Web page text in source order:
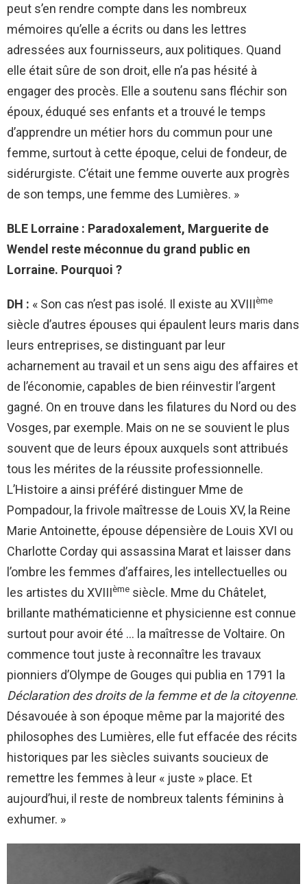
peut s’en rendre compte dans les nombreux
mémoires qu’elle a écrits ou dans les lettres
adressées aux fournisseurs, aux politiques. Quand
elle était sûre de son droit, elle n’a pas hésité à
engager des procès. Elle a soutenu sans fléchir son
époux, éduqué ses enfants et a trouvé le temps
d’apprendre un métier hors du commun pour une
femme, surtout à cette époque, celui de fondeur, de
sidérurgiste. C’était une femme ouverte aux progrès
de son temps, une femme des Lumières. »
BLE Lorraine : Paradoxalement, Marguerite de
Wendel reste méconnue du grand public en
Lorraine. Pourquoi ?
DH : « Son cas n’est pas isolé. Il existe au XVIIIème
siècle d’autres épouses qui épaulent leurs maris dans
leurs entreprises, se distinguant par leur
acharnement au travail et un sens aigu des affaires et
de l’économie, capables de bien réinvestir l’argent
gagné. On en trouve dans les filatures du Nord ou des
Vosges, par exemple. Mais on ne se souvient le plus
souvent que de leurs époux auxquels sont attribués
tous les mérites de la réussite professionnelle.
L’Histoire a ainsi préféré distinguer Mme de
Pompadour, la frivole maîtresse de Louis XV, la Reine
Marie Antoinette, épouse dépensière de Louis XVI ou
Charlotte Corday qui assassina Marat et laisser dans
l’ombre les femmes d’affaires, les intellectuelles ou
les artistes du XVIIIème siècle. Mme du Châtelet,
brillante mathématicienne et physicienne est connue
surtout pour avoir été … la maîtresse de Voltaire. On
commence tout juste à reconnaître les travaux
pionniers d’Olympe de Gouges qui publia en 1791 la
Déclaration des droits de la femme et de la citoyenne.
Désavouée à son époque même par la majorité des
philosophes des Lumières, elle fut effacée des récits
historiques par les siècles suivants soucieux de
remettre les femmes à leur « juste » place. Et
aujourd’hui, il reste de nombreux talents féminins à
exhumer. »